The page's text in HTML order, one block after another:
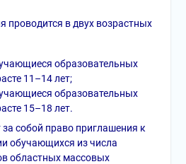
проводится в двух возрастных
образовательных
11–14 лет;
образовательных
15–18 лет.
собой право приглашения к
обучающихся из числа
областных массовых